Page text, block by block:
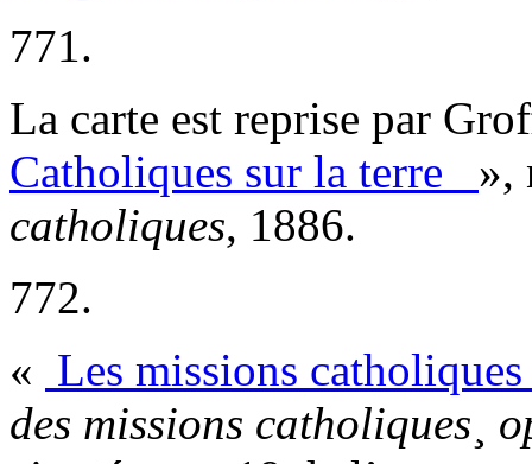
771.
La carte est reprise par
Catholiques sur la terre
»,
catholiques, 1886.
772.
« Les missions
des missions catholiques